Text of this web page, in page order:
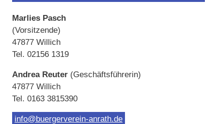
Marlies Pasch
(Vorsitzende)
47877 Willich
Tel. 02156 1319
Andrea Reuter (Geschäftsführerin)
47877 Willich
Tel. 0163 3815390
info@buergerverein-anrath.de